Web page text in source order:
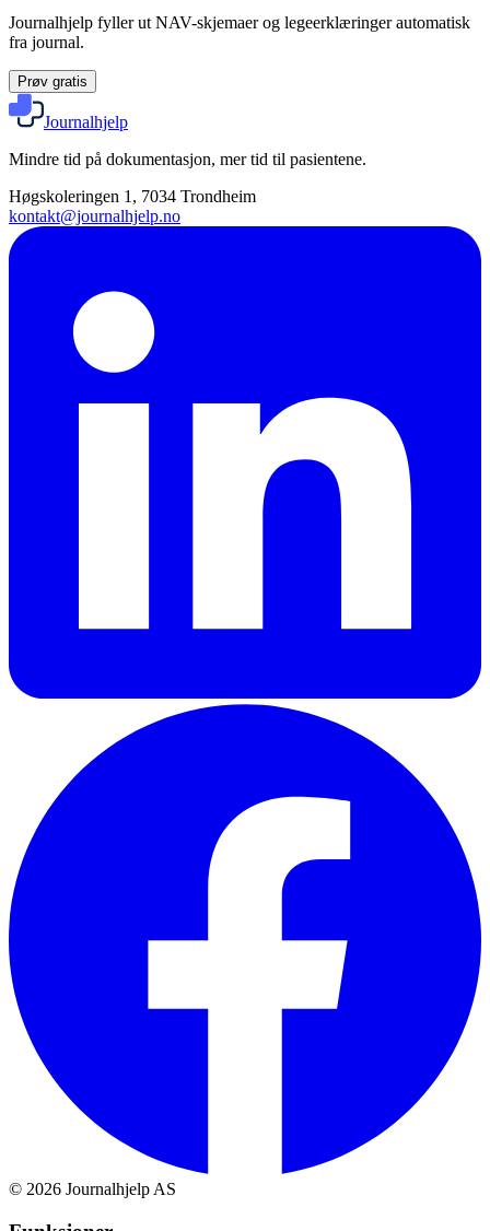
Journalhjelp fyller ut NAV-skjemaer og legeerklæringer automatisk
fra journal.
Prøv gratis
Journalhjelp
Mindre tid på dokumentasjon, mer tid til pasientene.
Høgskoleringen 1, 7034 Trondheim
kontakt@journalhjelp.no
© 2026 Journalhjelp AS